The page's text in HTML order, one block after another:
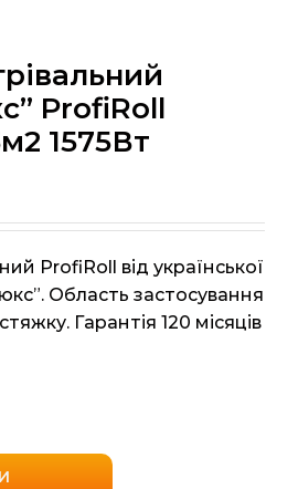
ProfiRoll
1575Вт
ProfiRoll від української
Область застосування
Гарантія 120 місяців